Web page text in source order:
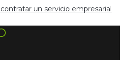
un servicio empresarial